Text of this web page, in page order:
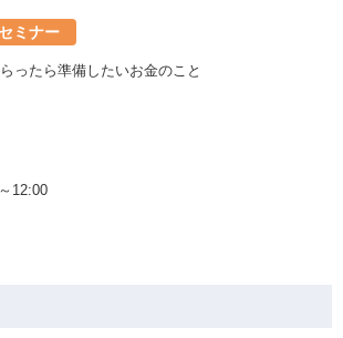
セミナー
ったら準備したいお金のこと
12:00